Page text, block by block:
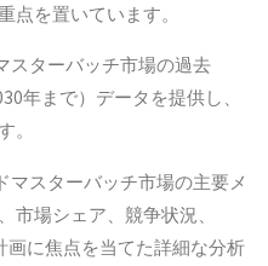
点を置いています。
スターバッチ市場の過去
年まで）データを提供し、
。
マスターバッチ市場の主要メ
市場シェア、競争状況、
画に焦点を当てた詳細な分析